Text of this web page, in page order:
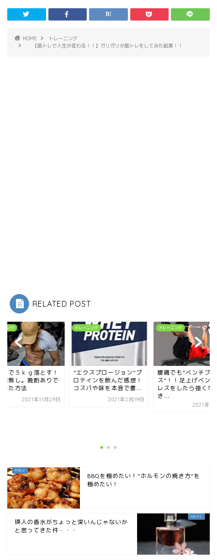
HOME
トレーニング
【筋トレで人生が変わる！！】ガリガリが筋トレをしてみた結果！！
RELATED POST
トレーニング トレーニング
腰痛でも”ベンチプレ
ス”！！足上げベンチプ
レスをしたら強くなって
トレーニング
１か月で５ｋｇ
有酸素無し。晩
落とした方法
BBQを極めたい！"ホルモンの焼き方"を
極めたい！
瑛人の香水がちょっと深いんじゃないか
と思ってきた件・・・